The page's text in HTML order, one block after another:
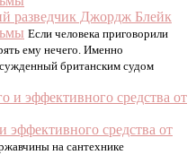
разведчик Джордж Блейк
Если человека приговорили
ему нечего. Именно
британским судом
эффективного средства от
на сантехнике